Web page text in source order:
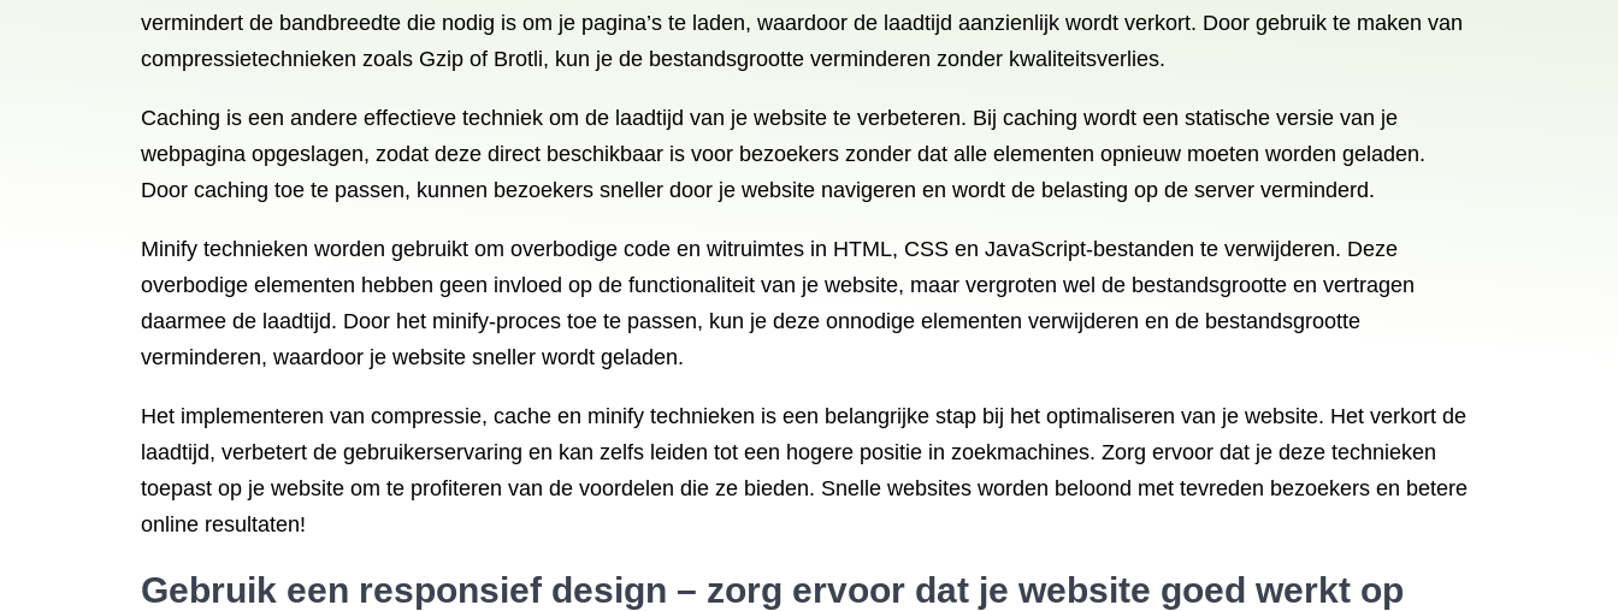
vermindert de bandbreedte die nodig is om je pagina’s te laden, waardoor de laadtijd aanzienlijk wordt verkort. Door gebruik te maken van
compressietechnieken zoals Gzip of Brotli, kun je de bestandsgrootte verminderen zonder kwaliteitsverlies.
Caching is een andere effectieve techniek om de laadtijd van je website te verbeteren. Bij caching wordt een statische versie van je
webpagina opgeslagen, zodat deze direct beschikbaar is voor bezoekers zonder dat alle elementen opnieuw moeten worden geladen.
Door caching toe te passen, kunnen bezoekers sneller door je website navigeren en wordt de belasting op de server verminderd.
Minify technieken worden gebruikt om overbodige code en witruimtes in HTML, CSS en JavaScript-bestanden te verwijderen. Deze
overbodige elementen hebben geen invloed op de functionaliteit van je website, maar vergroten wel de bestandsgrootte en vertragen
daarmee de laadtijd. Door het minify-proces toe te passen, kun je deze onnodige elementen verwijderen en de bestandsgrootte
verminderen, waardoor je website sneller wordt geladen.
Het implementeren van compressie, cache en minify technieken is een belangrijke stap bij het optimaliseren van je website. Het verkort de
laadtijd, verbetert de gebruikerservaring en kan zelfs leiden tot een hogere positie in zoekmachines. Zorg ervoor dat je deze technieken
toepast op je website om te profiteren van de voordelen die ze bieden. Snelle websites worden beloond met tevreden bezoekers en betere
online resultaten!
Gebruik een responsief design – zorg ervoor dat je website goed werkt op